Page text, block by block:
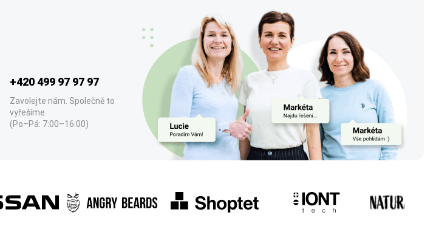
+420 499 97 97 97
Zavolejte nám. Společně to
vyřešíme.
(Po–Pá: 7:00–16:00)